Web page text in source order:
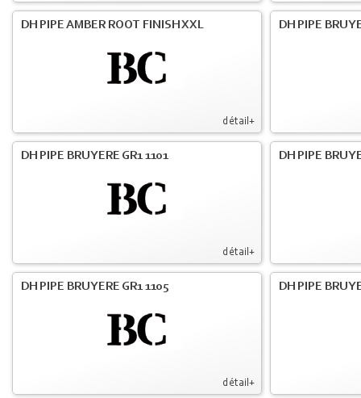
détail+
DH PIPE AMBER ROOT FINISH XXL DH PIPE
détail+
DH PIPE BRUYERE GR1 1101 DH PIPE
détail+
DH PIPE BRUYERE GR1 1105 DH PIPE